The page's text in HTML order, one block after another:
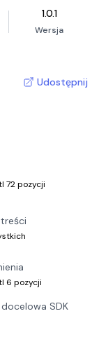
1.0.1
Wersja
Udostępnij
72 pozycji
6 pozycji
SDK